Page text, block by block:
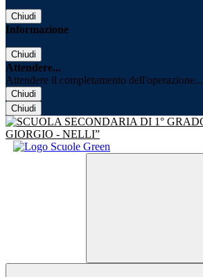
Chiudi
Informazione
Chiudi
Attendere...
Attendere il completamento dell'operazione...
Chiudi
Chiudi